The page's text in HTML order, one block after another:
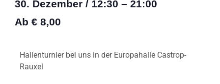
30. Dezember / 12:30 – 21:00
Ab € 8,00
Hallenturnier bei uns in der Europahalle Castrop-
Rauxel